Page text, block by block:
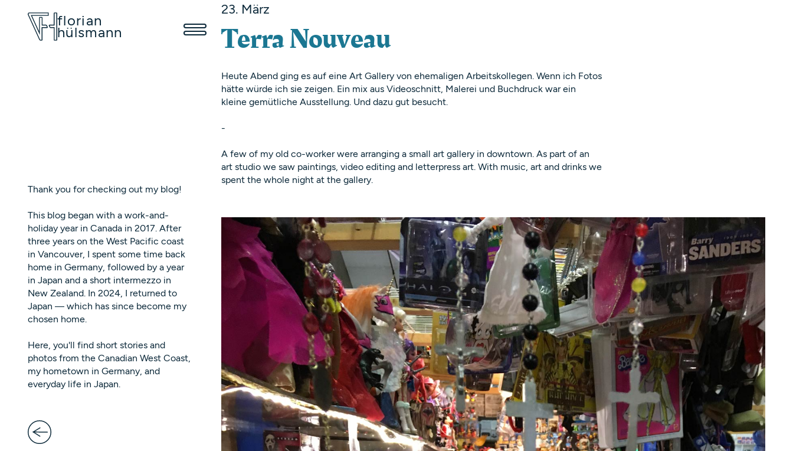
florian
hülsmann
Thank you for checking out my blog!
This blog began with a work-and-
holiday year in Canada in 2017. After
three years on the West Pacific coast
in Vancouver, I spent some time back
home in Germany, followed by a year
in Japan and a short intermezzo in
New Zealand. In 2024, I returned to
Japan — which has since become my
chosen home.
Here, you'll find short stories and
photos from the Canadian West Coast,
my hometown in Germany, and
everyday life in Japan.
23. März
Terra Nouveau
Heute Abend ging es auf eine Art Gallery von ehemaligen Arbeitskollegen. Wenn ich Fotos
hätte würde ich sie zeigen. Ein mix aus Videoschnitt, Malerei und Buchdruck war ein
kleine gemütliche Ausstellung. Und dazu gut besucht.
-
A few of my old co-worker were arranging a small art gallery in downtown. As part of an
art studio we saw paintings, video editing and letterpress art. With music, art and drinks we
spent the whole night at the gallery.